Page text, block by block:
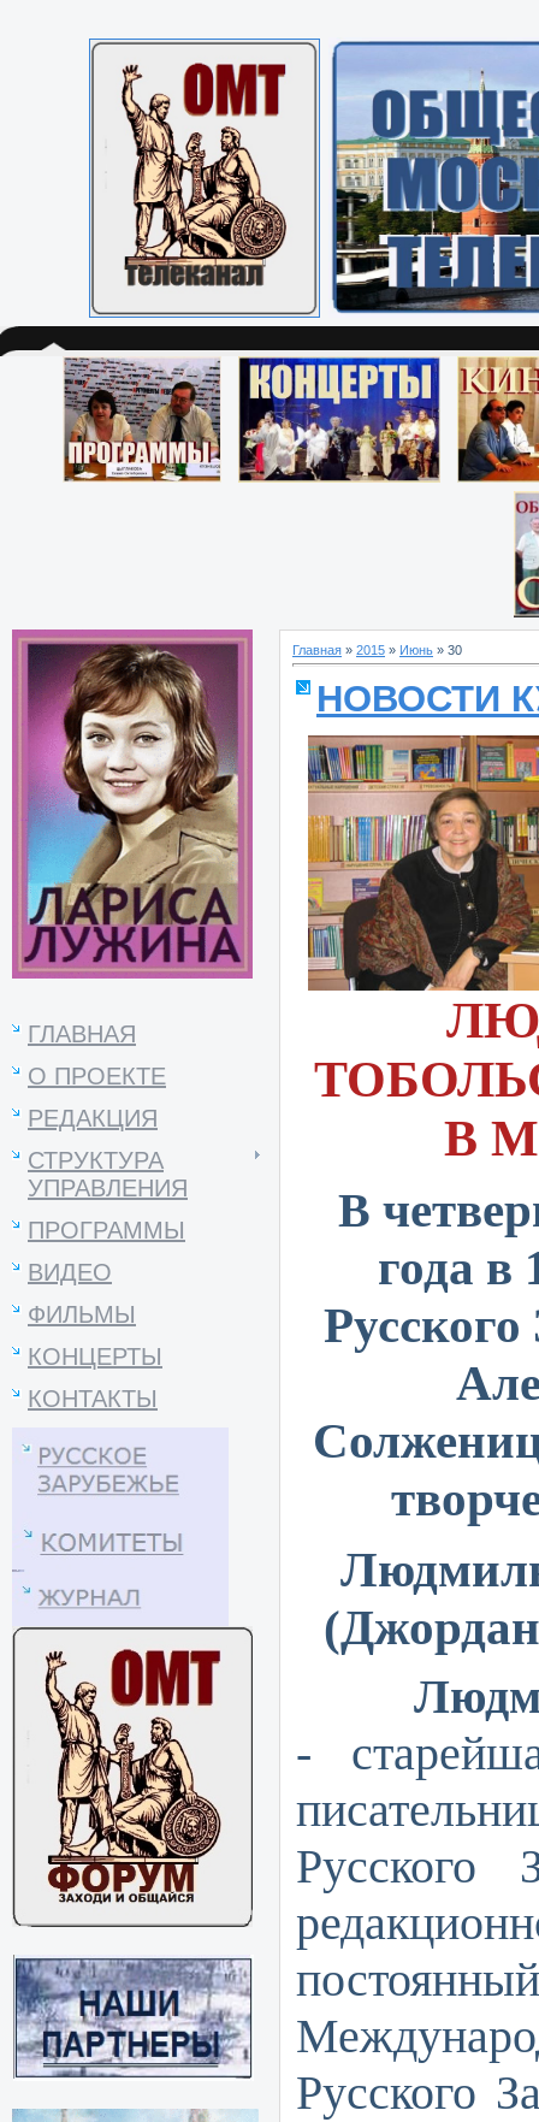
ГЛАВНАЯ
О ПРОЕКТЕ
РЕДАКЦИЯ
СТРУКТУРА
УПРАВЛЕНИЯ
ПРОГРАММЫ
ВИДЕО
ФИЛЬМЫ
КОНЦЕРТЫ
КОНТАКТЫ
Главная » 2015 » Июнь » 30
НОВОСТИ
В
В
года в
-
Русского
Русского